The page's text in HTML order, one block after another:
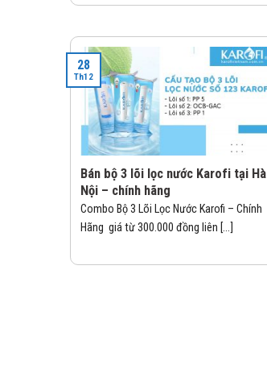
Bán bộ 3 lõi lọc nước Karofi tại Hà
Nội – chính hãng
Combo Bộ 3 Lõi Lọc Nước Karofi – Chính
Hãng giá từ 300.000 đồng liên [...]
28
Th12